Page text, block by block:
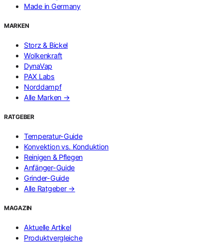
Made in Germany
MARKEN
Storz & Bickel
Wolkenkraft
DynaVap
PAX Labs
Norddampf
Alle Marken →
RATGEBER
Temperatur-Guide
Konvektion vs. Konduktion
Reinigen & Pflegen
Anfänger-Guide
Grinder-Guide
Alle Ratgeber →
MAGAZIN
Aktuelle Artikel
Produktvergleiche